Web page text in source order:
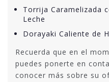
Torrija Caramelizada
Leche
Dorayaki Caliente de
Recuerda que en el
puedes ponerte en
conocer más sobre su